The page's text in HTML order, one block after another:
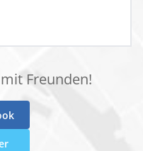
Freunden!